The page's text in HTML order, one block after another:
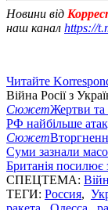
Новини від
наш канал https://
Читайте
Війна Росії з
СюжетЖертви та
РФ найбільше
Сюжет
Суми зазнали
Британія
СПЕЦТЕМА:
ТЕГИ: Россия,